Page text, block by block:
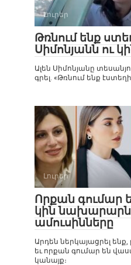
Լուրեր
Թռնում ենք
Սիմոնյանն ու
Ալեն Սիմոնյանը
գրել. «Թռնում ենք
Լուրեր
Որքան գումար
կին
ամուսինները
Արդեն ներկայացրել
եւ որքան գումար են
կանայք։